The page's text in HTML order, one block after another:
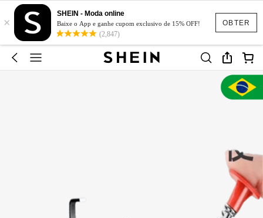
OBTER
×
SHEIN - Moda online
Baixe o App e ganhe cupom exclusivo de 15% OFF!
(2,847)